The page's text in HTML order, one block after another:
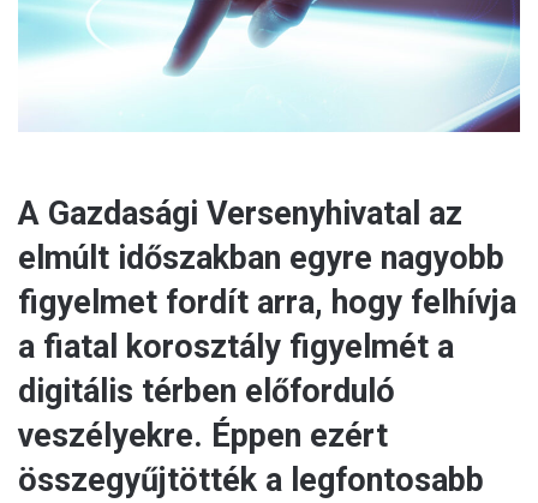
l
A Gazdasági Versenyhivatal az
elmúlt időszakban egyre nagyobb
figyelmet fordít arra, hogy felhívja
a fiatal korosztály figyelmét a
digitális térben előforduló
veszélyekre. Éppen ezért
összegyűjtötték a legfontosabb